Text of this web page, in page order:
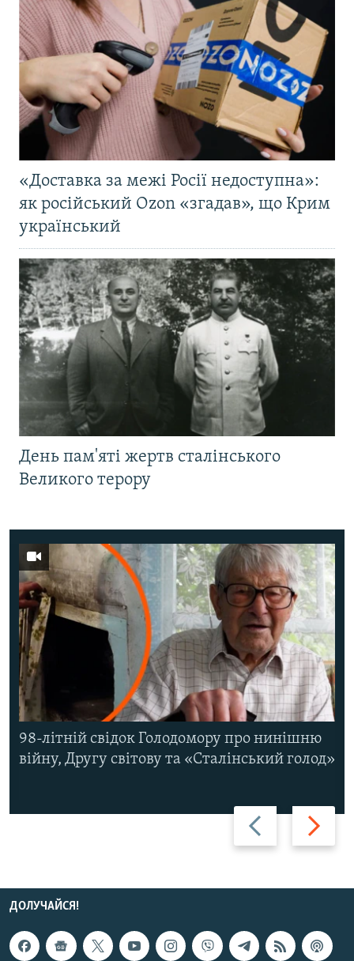
«Доставка за межі Росії недоступна»:
як російський Ozon «згадав», що Крим
український
День пам'яті жертв сталінського
Великого терору
Назад Вперед
98-літній свідок Голодомору про нинішню
війну, Другу світову та «Сталінський голод»
ДОЛУЧАЙСЯ!